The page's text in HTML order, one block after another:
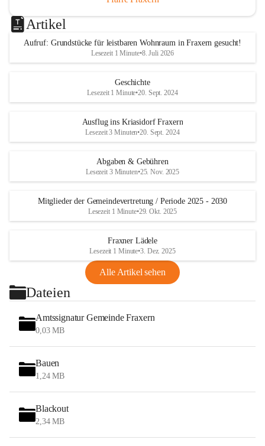
Artikel
Aufruf: Grundstücke für leistbaren Wohnraum in Fraxern gesucht!
Lesezeit 1 Minute•8. Juli 2026
Geschichte
Lesezeit 1 Minute•20. Sept. 2024
Ausflug ins Kriasidorf Fraxern
Lesezeit 3 Minuten•20. Sept. 2024
Abgaben & Gebühren
Lesezeit 3 Minuten•25. Nov. 2025
Mitglieder der Gemeindevertretung / Periode 2025 - 2030
Lesezeit 1 Minute•29. Okt. 2025
Fraxner Lädele
Lesezeit 1 Minute•3. Dez. 2025
Alle Artikel sehen
Dateien
Amtssignatur Gemeinde Fraxern
0,03 MB
Bauen
1,24 MB
Blackout
2,34 MB